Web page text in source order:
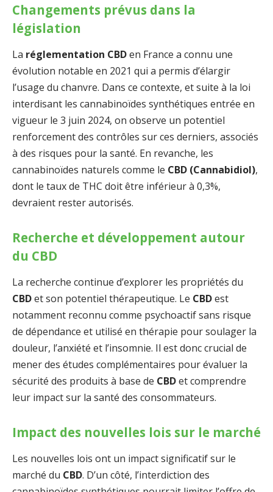
Changements prévus dans la
législation
La réglementation CBDen France a connu une
évolution notable en 2021 qui a permis d’élargir
l’usage du chanvre. Dans ce contexte, et suite à la loi
interdisant les cannabinoïdes synthétiques entrée en
vigueur le 3 juin 2024, on observe un potentiel
renforcement des contrôles sur ces derniers, associés
à des risques pour la santé. En revanche, les
cannabinoïdes naturels comme le CBD (Cannabidiol),
dont le taux de THC doit être inférieur à 0,3%,
devraient rester autorisés.
Recherche et développement autour
du CBD
La recherche continue d’explorer les propriétés du
CBDet son potentiel thérapeutique. Le CBDest
notamment reconnu comme psychoactif sans risque
de dépendance et utilisé en thérapie pour soulager la
douleur, l’anxiété et l’insomnie. Il est donc crucial de
mener des études complémentaires pour évaluer la
sécurité des produits à base de CBDet comprendre
leur impact sur la santé des consommateurs.
Impact des nouvelles lois sur le marché
Les nouvelles lois ont un impact significatif sur le
marché du CBD. D’un côté, l’interdiction des